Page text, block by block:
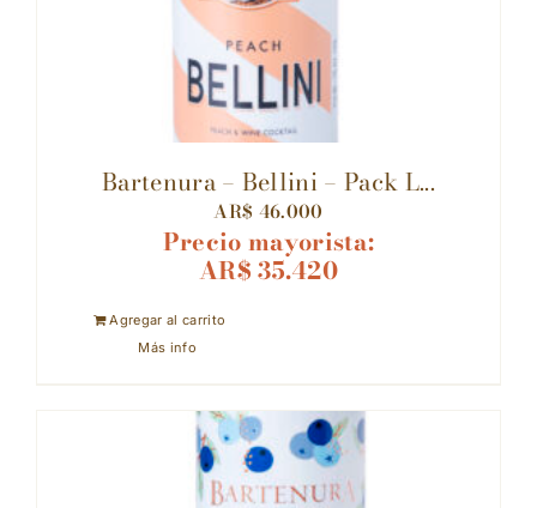
Bartenura – Bellini – Pack L...
AR$ 46.000
Precio mayorista:
AR$35.420
Agregar al carrito
Más info